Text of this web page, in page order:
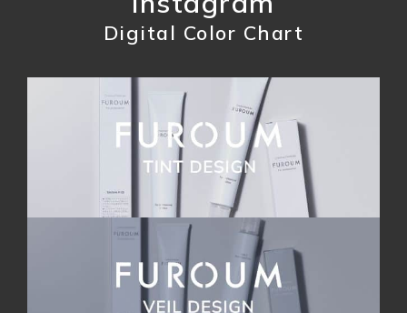
Digital Color Chart